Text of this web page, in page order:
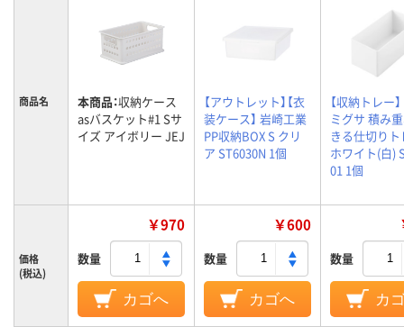
商品名 本商品：収納ケース
asバスケット#1 Sサ
イズ アイボリー JEJ
【アウトレット】【衣
装ケース】 岩崎工業
PP収納BOX S クリ
ア ST6030N 1個
【収納トレー
ミグサ 積み
きる仕切りト
ホワイト(白)
01 1個
価格
(税込)
￥970
数量
カゴへ
￥600
数量
カゴへ
数量
カ